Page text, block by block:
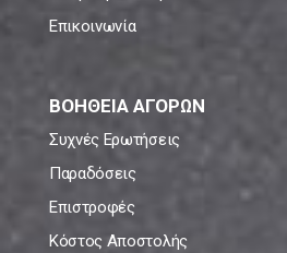
Επικοινωνία
ΒΟΗΘΕΙΑ ΑΓΟΡΩΝ
Συχνές Ερωτήσεις
Παραδόσεις
Επιστροφές
Κόστος Αποστολής